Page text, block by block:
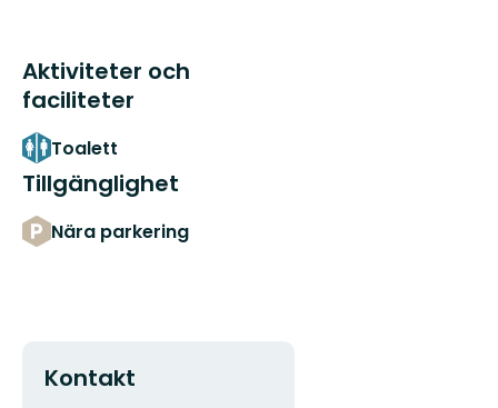
Aktiviteter och
faciliteter
Toalett
Tillgänglighet
Nära parkering
Kontakt